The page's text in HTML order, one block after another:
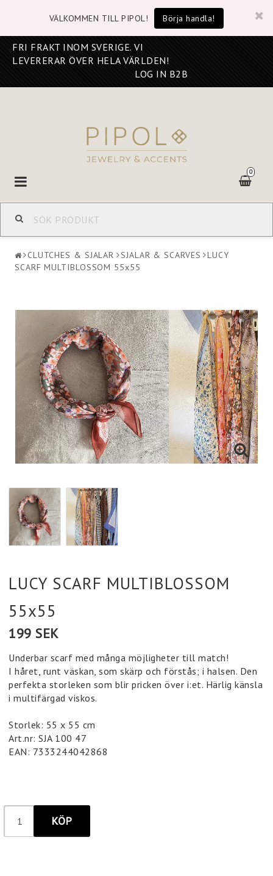
VÄLKOMMEN TILL PIPOL! Börja handla!
FRI FRAKT INOM SVERIGE. VI
LEVERERAR ÖVER HELA VÄRLDEN!
LOG IN B2B
0
Toggle
navigation
CLUTCHES & SJALAR SJALAR & SCARVES
LUCY
SCARF MULTIBLOSSOM 55x55
LUCY SCARF MULTIBLOSSOM
55x55
199 SEK
Underbar scarf med många möjligheter till match!
I håret, runt väskan, som skärp och förstås; i halsen. Den
perfekta storleken som blir pricken över i:et. Härlig känsla
i multifärgad viskos.
Storlek: 55 x 55 cm
Art.nr: SJA 100 47
EAN: 7333244042868
KÖP